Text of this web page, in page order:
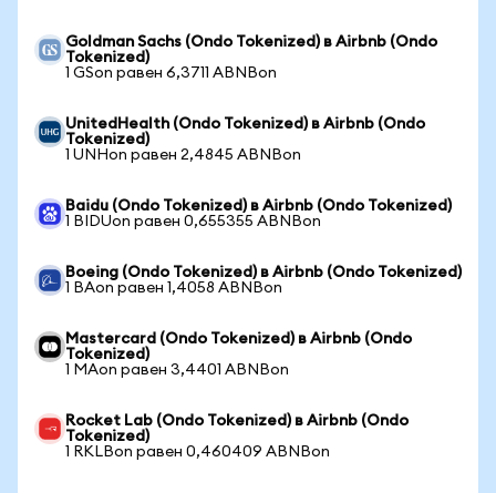
Goldman Sachs (Ondo Tokenized) в Airbnb (Ondo
Tokenized)
1 GSon равен 6,3711 ABNBon
UnitedHealth (Ondo Tokenized) в Airbnb (Ondo
Tokenized)
1 UNHon равен 2,4845 ABNBon
Baidu (Ondo Tokenized) в Airbnb (Ondo Tokenized)
1 BIDUon равен 0,655355 ABNBon
Boeing (Ondo Tokenized) в Airbnb (Ondo Tokenized)
1 BAon равен 1,4058 ABNBon
Mastercard (Ondo Tokenized) в Airbnb (Ondo
Tokenized)
1 MAon равен 3,4401 ABNBon
Rocket Lab (Ondo Tokenized) в Airbnb (Ondo
Tokenized)
1 RKLBon равен 0,460409 ABNBon